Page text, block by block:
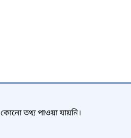
কোনো তথ্য পাওয়া যায়নি।